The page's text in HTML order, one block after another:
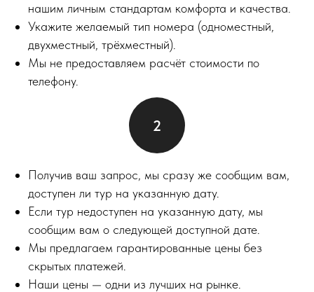
нашим личным стандартам комфорта и качества.
Укажите желаемый тип номера (одноместный,
двухместный, трёхместный).
Мы не предоставляем расчёт стоимости по
телефону.
Получив ваш запрос, мы сразу же сообщим вам,
доступен ли тур на указанную дату.
Если тур недоступен на указанную дату, мы
сообщим вам о следующей доступной дате.
Мы предлагаем гарантированные цены без
скрытых платежей.
Наши цены — одни из лучших на рынке.